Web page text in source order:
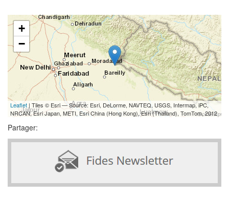
+
−
Leaflet | Tiles © Esri — Source: Esri, DeLorme, NAVTEQ, USGS, Intermap, iPC,
NRCAN, Esri Japan, METI, Esri China (Hong Kong), Esri (Thailand), TomTom, 2012
Partager: